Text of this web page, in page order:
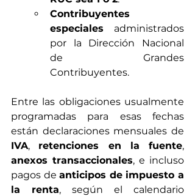
Contribuyentes
especiales administrados
por la Dirección Nacional
de Grandes
Contribuyentes.
Entre las obligaciones usualmente
programadas para esas fechas
IVA, retenciones en la fuente
anexos transaccionales, e incluso
pagos de anticipos de impuesto a
la renta, según el calendario